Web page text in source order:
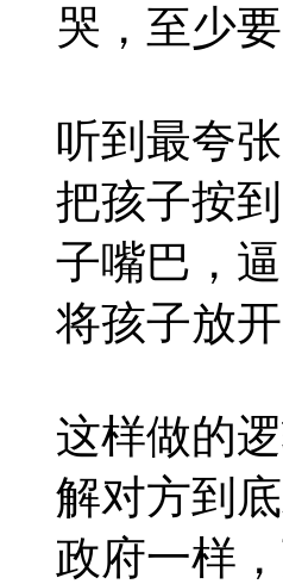
哭，至少
听到最夸
把孩子按
子嘴巴，
将孩子放
这样做的
解对方到
政府一样